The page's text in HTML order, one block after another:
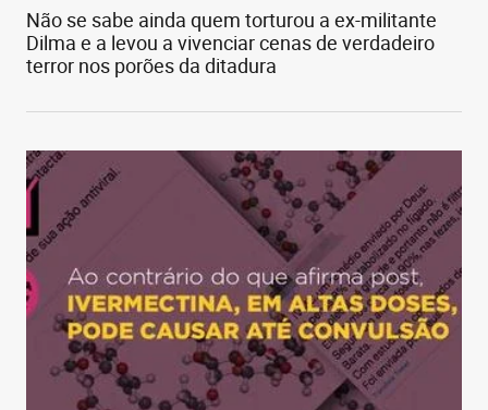
Não se sabe ainda quem torturou a ex-militante
Dilma e a levou a vivenciar cenas de verdadeiro
terror nos porões da ditadura